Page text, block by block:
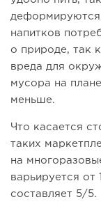
напитков
о природе, так
вреда для
мусора на
меньше.
Что касается
таких
на
варьируется от
составляет 5/5.